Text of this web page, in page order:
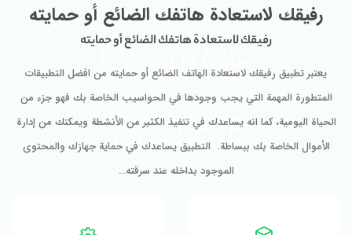
رفيقك لاستعادة هاتفك الضائع أو حمايته
رفيقك لاستعادة هاتفك الضائع أو حمايته
يعتبر تطبيق رفيقك لاستعادة الهاتف الضائع أو حمايته من افضل التطبيقات
المتطورة المهمة التي يجب وجودها في الحواسيب الخاصة بك فهو جزء من
الحياة اليومية، كما انه يساعدك في تنفيذ الكثير من الأنشطة ويمكنك من إدارة
الأموال الخاصة بك ببساطة. التطبيق يساعدك في حماية جهازك والمحتوى
الموجود بداخله عند سرقته…